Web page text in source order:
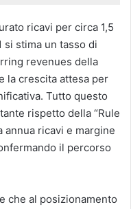
ricavi per circa 1,5
stima un tasso di
revenues della
la crescita attesa per
Tutto questo
rispetto della “Rule
annua ricavi e margine
il percorso
che al posizionamento